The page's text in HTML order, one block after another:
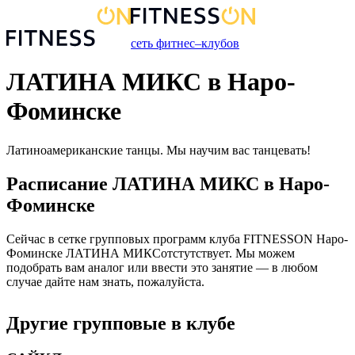
сеть фитнес–клубов
ЛАТИНА МИКС в Наро-
Фоминске
Латиноамериканские танцы. Мы научим вас танцевать!
Расписание ЛАТИНА МИКС в Наро-
Фоминске
Сейчас в сетке групповых программ клуба FITNESSON Наро-
Фоминске ЛАТИНА МИКСотстутствует. Мы можем
подобрать вам аналог или ввести это занятие — в любом
случае дайте нам знать, пожалуйста.
Другие групповые в клубе